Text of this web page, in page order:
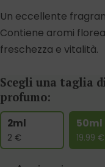
Un eccellente
Contiene aromi
freschezza e vitalità.
Scegli una taglia
profumo:
2ml
2 €
50ml
19.99 €